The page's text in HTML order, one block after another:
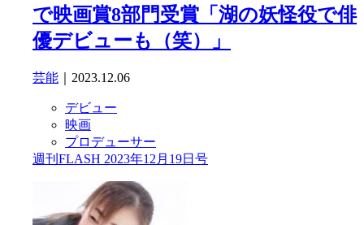
で映画賞8部門受賞「湖の妖怪役で俳
優デビューも（笑）」
芸能 ｜2023.12.06
デビュー
映画
プロデューサー
週刊FLASH 2023年12月19日号